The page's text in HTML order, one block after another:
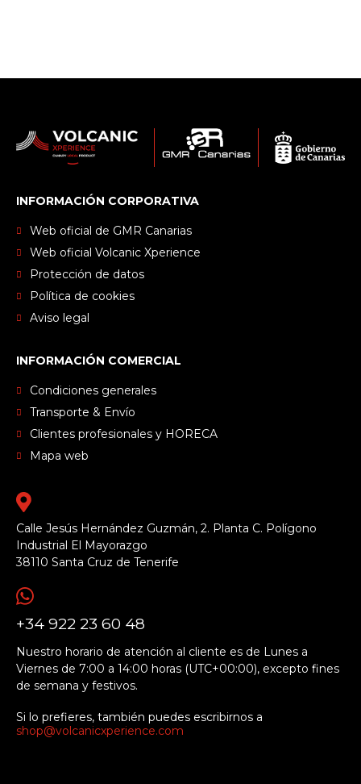
INFORMACIÓN CORPORATIVA
Web oficial de GMR Canarias
Web oficial Volcanic Xperience
Protección de datos
Política de cookies
Aviso legal
INFORMACIÓN COMERCIAL
Condiciones generales
Transporte & Envío
Clientes profesionales y HORECA
Mapa web
Calle Jesús Hernández Guzmán, 2. Planta C. Polígono
Industrial El Mayorazgo
38110 Santa Cruz de Tenerife
+34 922 23 60 48
Nuestro horario de atención al cliente es de Lunes a
Viernes de 7:00 a 14:00 horas (UTC+00:00), excepto fines
de semana y festivos.
Si lo prefieres, también puedes escribirnos a
shop@volcanicxperience.com